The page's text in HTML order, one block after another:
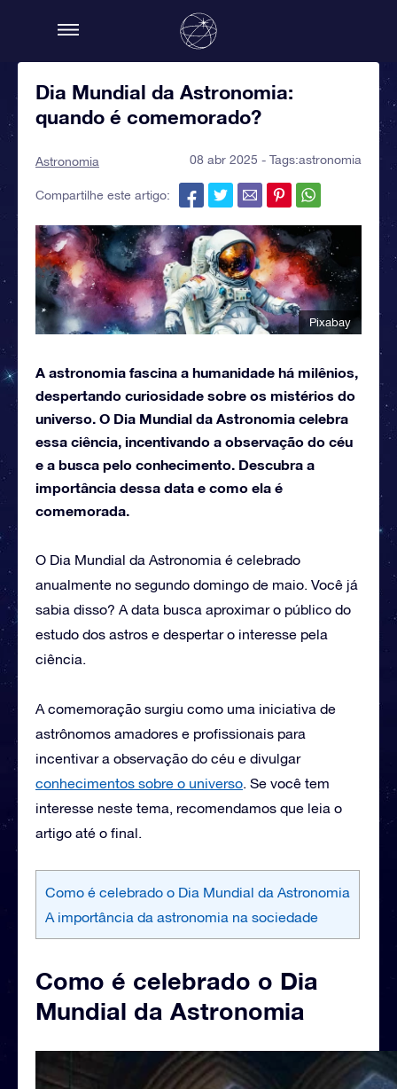
Dia Mundial da Astronomia:
quando é comemorado?
Astronomia 08 abr 2025 - Tags:astronomia
Compartilhe este artigo:
Pixabay
A astronomia fascina a humanidade há milênios,
despertando curiosidade sobre os mistérios do
universo. O Dia Mundial da Astronomia celebra
essa ciência, incentivando a observação do céu
e a busca pelo conhecimento. Descubra a
importância dessa data e como ela é
comemorada.
O Dia Mundial da Astronomia é celebrado
anualmente no segundo domingo de maio. Você já
sabia disso? A data busca aproximar o público do
estudo dos astros e despertar o interesse pela
ciência.
A comemoração surgiu como uma iniciativa de
astrônomos amadores e profissionais para
incentivar a observação do céu e divulgar
conhecimentos sobre o universo. Se você tem
interesse neste tema, recomendamos que leia o
artigo até o final.
Como é celebrado o Dia Mundial da Astronomia
A importância da astronomia na sociedade
Como é celebrado o Dia
Mundial da Astronomia